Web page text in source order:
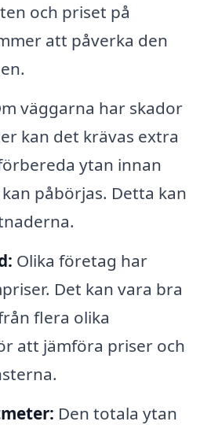
och priset på
att påverka den
väggarna har skador
kan det krävas extra
ytan innan
påbörjas. Detta kan
Olika företag har
Det kan vara bra
flera olika
att jämföra priser och
Den totala ytan